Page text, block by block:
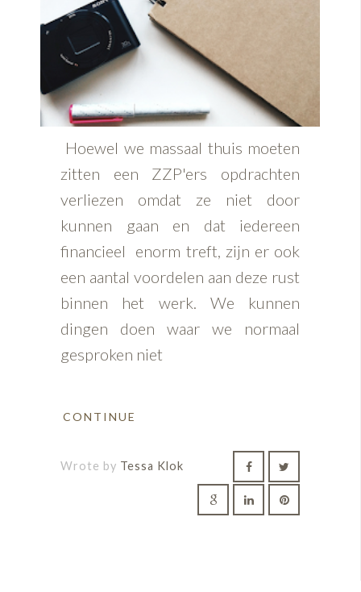
Hoewel we massaal thuis moeten
zitten een ZZP'ers opdrachten
verliezen omdat ze niet door
kunnen gaan en dat iedereen
financieel enorm treft, zijn er ook
een aantal voordelen aan deze rust
binnen het werk. We kunnen
dingen doen waar we normaal
gesproken niet
CONTINUE
Wrote by Tessa Klok